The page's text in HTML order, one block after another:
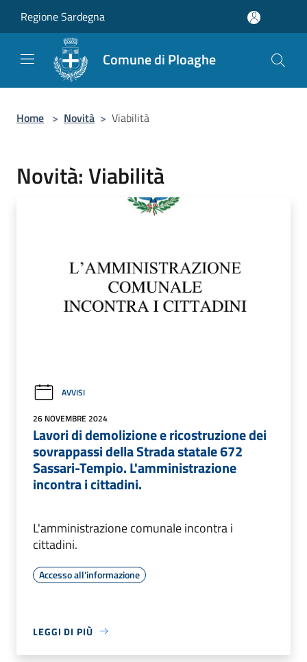
Regione Sardegna
Comune di Ploaghe
Home > Novità > Viabilità
Novità: Viabilità
AVVISI
26 NOVEMBRE 2024
Lavori di demolizione e ricostruzione dei
sovrappassi della Strada statale 672
Sassari-Tempio. L'amministrazione
incontra i cittadini.
L'amministrazione comunale incontra i
cittadini.
Accesso all'informazione
LEGGI DI PIÙ